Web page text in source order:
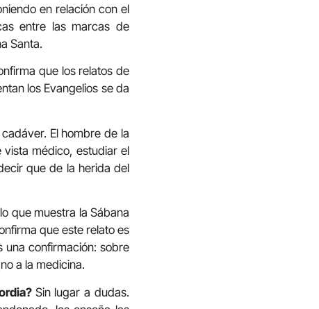
en relación con el
entre las marcas de
Santa.
que los relatos de
los Evangelios se da
El hombre de la
médico, estudiar el
que de la herida del
que muestra la Sábana
que este relato es
una confirmación: sobre
a la medicina.
Sin lugar a dudas.